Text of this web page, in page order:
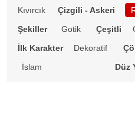
Kıvırcık
Çizgili - Askeri
Şekiller
Gotik Çeşitli
İlk Karakter
Dekoratif
İslam
Düz